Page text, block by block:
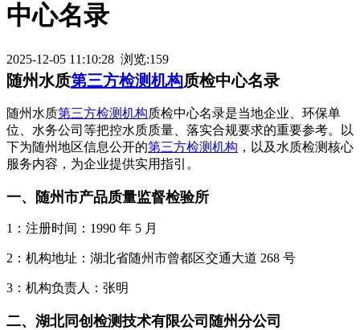
中心名录
2025-12-05 11:10:28 浏览:159
随州水质第三方检测机构质检中心名录
随州水质第三方检测机构质检中心名录是当地企业、环保单
位、水务公司等把控水质质量、落实合规要求的重要参考。以
下为随州地区信息公开的第三方检测机构 ，以及水质检测核心
服务内容，为企业提供实用指引。
一、随州市产品质量监督检验所
1：注册时间：1990 年 5 月
2：机构地址：湖北省随州市曾都区交通大道 268 号
3：机构负责人：张明
二、湖北同创检测技术有限公司随州分公司